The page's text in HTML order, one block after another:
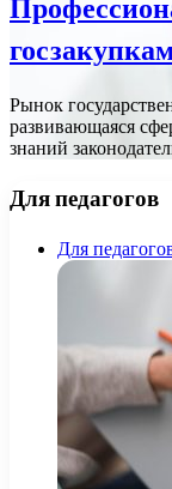
Рынок
развивающаяся
знаний
Для педагогов
Для